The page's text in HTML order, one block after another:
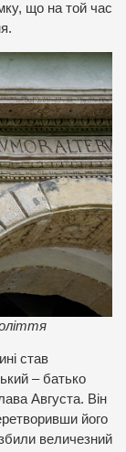
що на той час
став
– батько
Августа. Він
його
величезний